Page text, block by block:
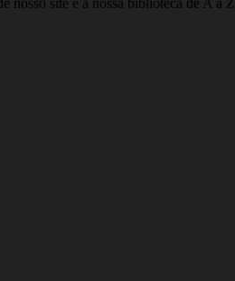
nosso site é a nossa biblioteca de A a Z